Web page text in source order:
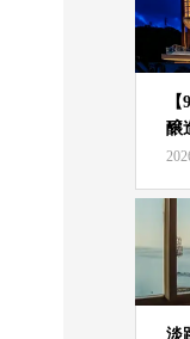
醸
淡